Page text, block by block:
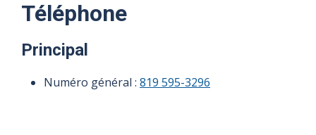
Téléphone
Principal
Numéro général : 819 595-3296